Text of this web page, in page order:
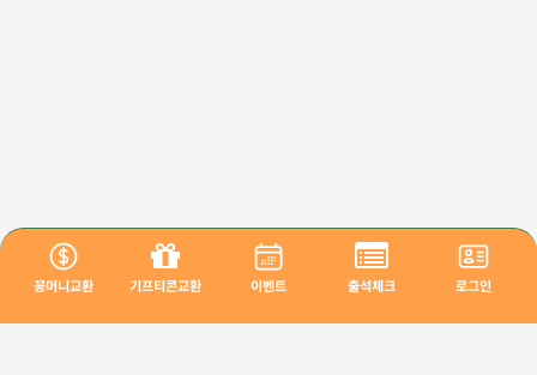
꽁머니교환 기프티콘교환 이벤트 출석체크 로그인